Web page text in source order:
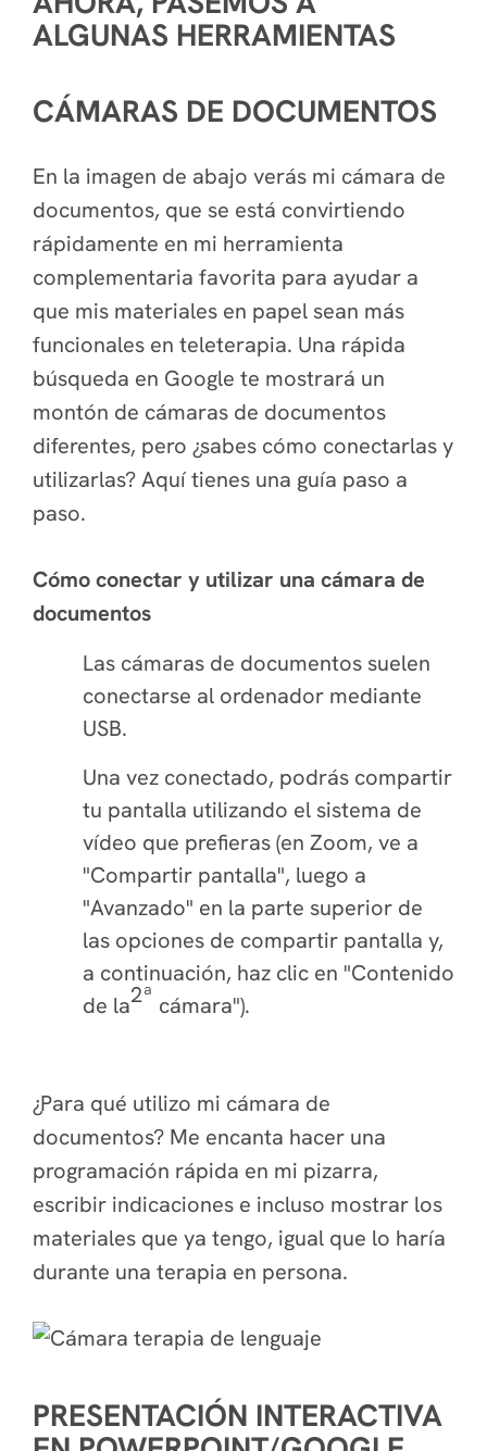
ALGUNAS HERRAMIENTAS
CÁMARAS DE DOCUMENTOS
En la imagen de abajo verás mi cámara de
documentos, que se está convirtiendo
rápidamente en mi herramienta
complementaria favorita para ayudar a
que mis materiales en papel sean más
funcionales en teleterapia. Una rápida
búsqueda en Google te mostrará un
montón de cámaras de documentos
diferentes, pero ¿sabes cómo conectarlas y
utilizarlas? Aquí tienes una guía paso a
paso.
Cómo conectar y utilizar una cámara de
documentos
Las cámaras de documentos suelen
conectarse al ordenador mediante
USB.
Una vez conectado, podrás compartir
tu pantalla utilizando el sistema de
vídeo que prefieras (en Zoom, ve a
"Compartir pantalla", luego a
"Avanzado" en la parte superior de
las opciones de compartir pantalla y,
a continuación, haz clic en "Contenido
de la2ª cámara").
¿Para qué utilizo mi cámara de
documentos? Me encanta hacer una
programación rápida en mi pizarra,
escribir indicaciones e incluso mostrar los
materiales que ya tengo, igual que lo haría
durante una terapia en persona.
PRESENTACIÓN INTERACTIVA